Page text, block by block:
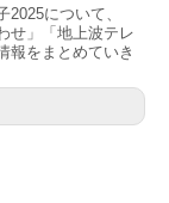
について、
せ」「地上波テレ
報をまとめていき